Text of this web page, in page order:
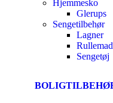
Hjemmesko
Glerups
Sengetilbehør
Lagner
Sengetøj